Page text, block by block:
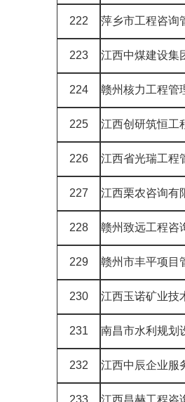
222 萍乡市工程咨询
223 江西中煤建设集
224 赣州核力工程管
225 江西创研筑恒工
226 江西省光瑞工程
227 江西栗农咨询有
228 赣州致远工程咨
229 赣州市丰平项目
230 江西玉诺矿业技
231 南昌市水利规划
232 江西中辰企业服
233 江西昌赫工程咨